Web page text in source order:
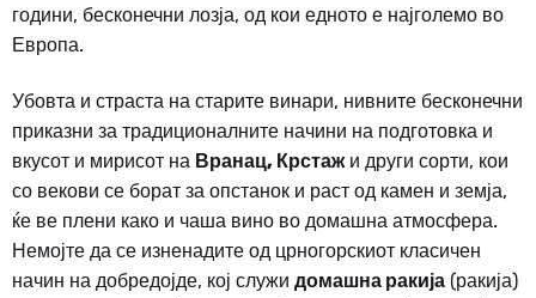
години, бесконечни лозја, од кои едното е најголемо во
Европа.
Убовта и страста на старите винари, нивните бесконечни
приказни за традиционалните начини на подготовка и
вкусот и мирисот на Вранац, Крстажи други сорти, кои
со векови се борат за опстанок и раст од камен и земја,
ќе ве плени како и чаша вино во домашна атмосфера.
Немојте да се изненадите од црногорскиот класичен
начин на добредојде, кој служи домашна ракија (ракија)